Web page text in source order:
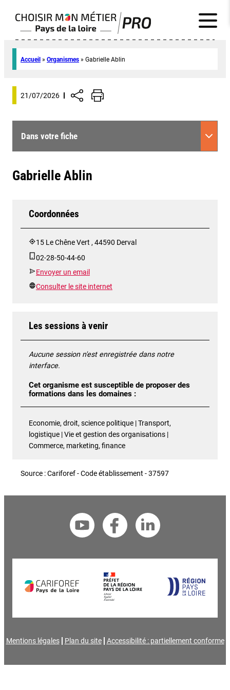
Accueil » Organismes » Gabrielle Ablin
21/07/2026
Dans votre fiche
Gabrielle Ablin
Coordonnées
15 Le Chêne Vert , 44590 Derval
02-28-50-44-60
Envoyer un email
Consulter le site internet
Les sessions à venir
Aucune session n'est enregistrée dans notre
interface.
Cet organisme est susceptible de proposer des
formations dans les domaines :
Economie, droit, science politique | Transport,
logistique | Vie et gestion des organisations |
Commerce, marketing, finance
Source : Cariforef - Code établissement - 37597
Mentions légales Plan du site Accessibilité : partiellement conforme